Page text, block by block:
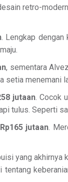
retro-
. Lengkap dengan
, sementara
menemani
jutaan. Cocok
tulus. Seperti
Rp165 jutaan.
yang